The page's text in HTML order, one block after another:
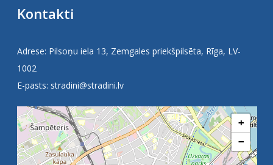
Kontakti
Adrese: Pilsoņu iela 13, Zemgales priekšpilsēta, Rīga, LV-
1002
E-pasts: stradini@stradini.lv
+
−